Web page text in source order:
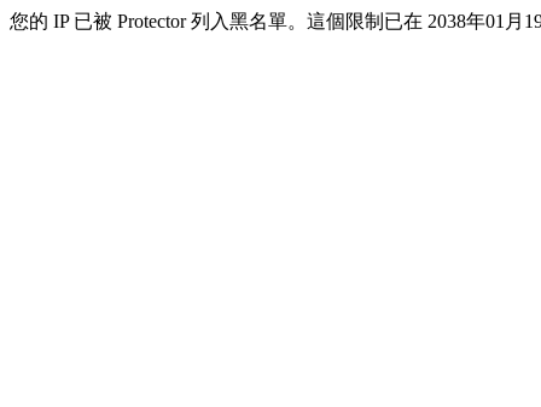
您的 IP 已被 Protector 列入黑名單。這個限制已在 2038年01月